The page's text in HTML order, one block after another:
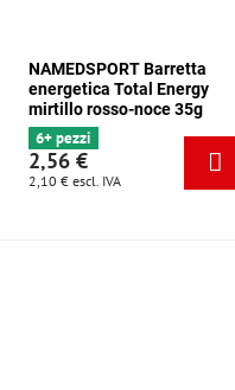
NAMEDSPORT Barretta
energetica Total Energy
mirtillo rosso-noce 35g
6+ pezzi
2,56 €
2,10 € escl. IVA